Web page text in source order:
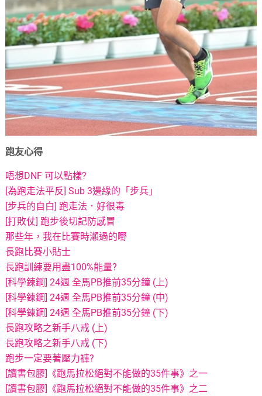
跑友心得
唔想DNF 可以點樣?
[為跑走法平反] Sub 3邊緣的「步兵」
[步兵的自白] 跑走法．好很毒
[打敗仗] 跑步後切記防感冒
那些年，我在比賽時瀨過的嘢
長跑比賽小貼士
長跑訓練要用盡100%能量?
[科學鍊鋼] 24週 全馬PB推前35分鐘 (上)
[科學鍊鋼] 24週 全馬PB推前35分鐘 (中)
[科學鍊鋼] 24週 全馬PB推前35分鐘 (下)
長跑攻略之新手八戒 (上)
長跑攻略之新手八戒 (下)
跑步一定要著壓力褲?
[讀書包膠]《跑馬拉松絕對不能做的35件事》之一
[讀書包膠]《跑馬拉松絕對不能做的35件事》之二